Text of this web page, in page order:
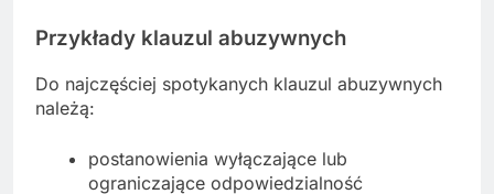
Przykłady klauzul abuzywnych
Do najczęściej spotykanych klauzul abuzywnych
należą:
postanowienia wyłączające lub
ograniczające odpowiedzialność